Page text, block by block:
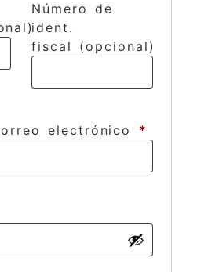
Número de
ident.
fiscal (opcional)
electrónico *